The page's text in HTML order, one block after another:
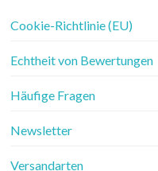
Cookie-Richtlinie (EU)
Echtheit von Bewertungen
Häufige Fragen
Newsletter
Versandarten